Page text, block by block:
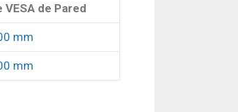
de Pared
mm
mm